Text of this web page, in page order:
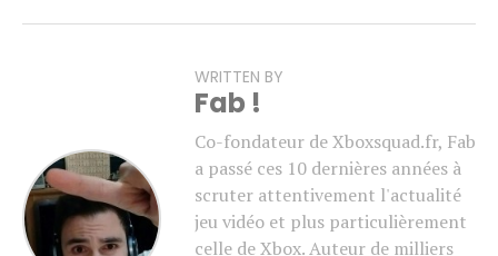
WRITTEN BY
Fab !
Co-fondateur de Xboxsquad.fr, Fab
a passé ces 10 dernières années à
scruter attentivement l'actualité
jeu vidéo et plus particulièrement
celle de Xbox. Auteur de milliers